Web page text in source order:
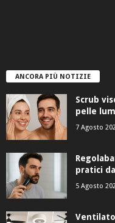
ANCORA PIÙ NOTIZIE
Scrub
pelle
7 Agosto
pratici
5 Agosto